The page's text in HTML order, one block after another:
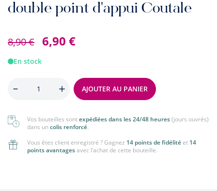
double point d'appui Coutale
8,90 € 6,90 €
En stock
AJOUTER AU PANIER
Vos bouteilles sontexpédiées dans les 24/48 heures(jours ouvrés)
dans uncolis renforcé.
Vous êtes client enregistré ? Gagnez 14 points de fidélité et 14
points avantagesavec l’achat de cette bouteille.